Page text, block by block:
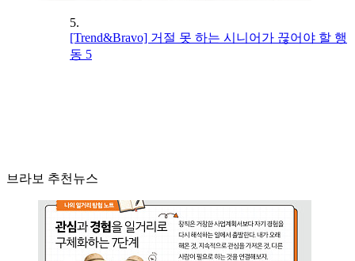
5.
[Trend&Bravo] 거절 못 하는 시니어가 끊어야 할 행
동 5
브라보 추천뉴스